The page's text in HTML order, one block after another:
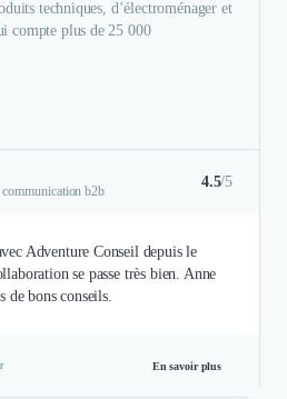
techniques, d’électroménager et
compte plus de 25 000
b2b
4.5/5
Adventure Conseil depuis le
se passe très bien. Anne
de bons conseils.
En savoir plus